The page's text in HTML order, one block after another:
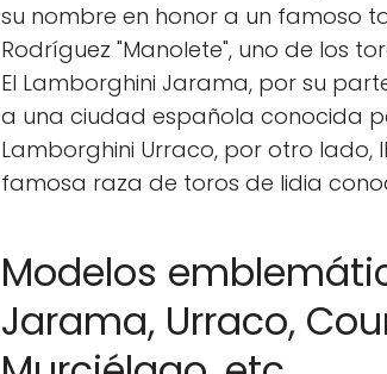
su nombre en honor a un famoso
Rodríguez "Manolete", uno de los
El Lamborghini Jarama, por su
a una ciudad española conocida
Lamborghini Urraco, por otro lado,
famosa raza de toros de lidia
Modelos
Jarama, Urraco,